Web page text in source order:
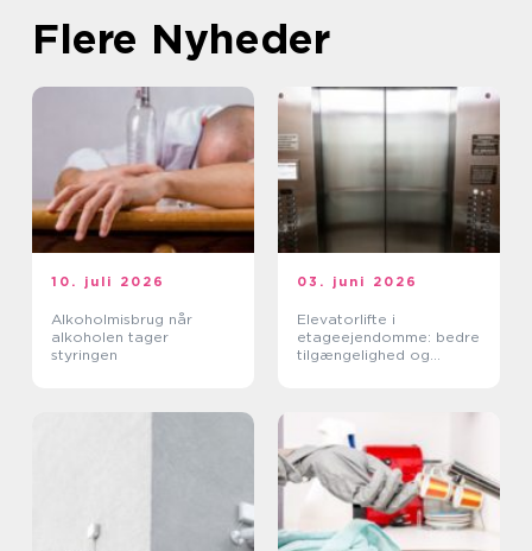
Flere Nyheder
10. juli 2026
Alkoholmisbrug når
alkoholen tager
styringen
03. juni 2026
Elevatorlifte i
etageejendomme: bedre
tilgængelighed og